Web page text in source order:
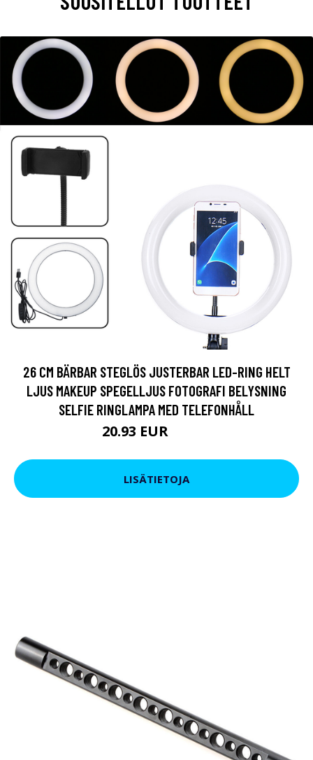
26 CM BÄRBAR STEGLÖS JUSTERBAR LED-RING HELT
LJUS MAKEUP SPEGELLJUS FOTOGRAFI BELYSNING
SELFIE RINGLAMPA MED TELEFONHÅLL
20.93 EUR
LISÄTIETOJA